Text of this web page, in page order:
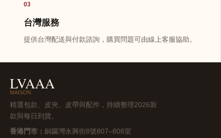
03
台灣服務
提供台灣配送與付款諮詢，購買問題可由線上客服協助。
LVAAA
MAISON
精選包款、皮夾、皮帶與配件，持續整理2026新
款與每日到貨。
香港門市： 銅鑼灣永興街8號807–808室